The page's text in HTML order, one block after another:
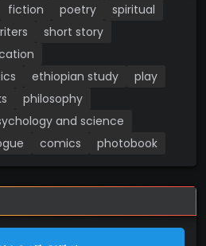
fiction poetry
spiritual
short story
ethiopian study
play
philosophy
and science
comics photobook